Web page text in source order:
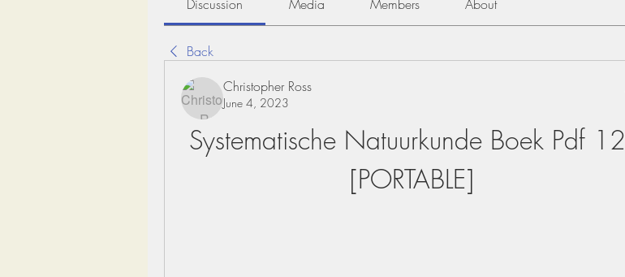
Discussion Media Members About
Back
Christopher Ross
June 4, 2023
Systematische Natuurkunde Boek Pdf 12
[PORTABLE]